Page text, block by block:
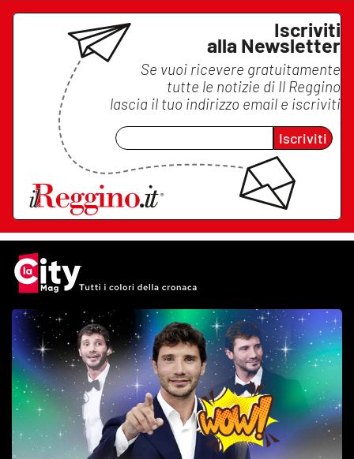
Iscriviti
alla Newsletter
Se vuoi ricevere gratuitamente
tutte le notizie di Il Reggino
lascia il tuo indirizzo email e iscriviti
Iscriviti